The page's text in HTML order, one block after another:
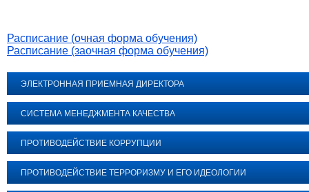
Расписание (очная форма обучения)
Расписание (заочная форма обучения)
ЭЛЕКТРОННАЯ ПРИЕМНАЯ ДИРЕКТОРА
СИСТЕМА МЕНЕДЖМЕНТА КАЧЕСТВА
ПРОТИВОДЕЙСТВИЕ КОРРУПЦИИ
ПРОТИВОДЕЙСТВИЕ ТЕРРОРИЗМУ И ЕГО ИДЕОЛОГИИ